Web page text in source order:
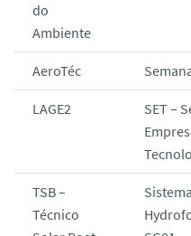
do
Ambiente
AeroTéc
LAGE2
SET –
TSB –
Técnico